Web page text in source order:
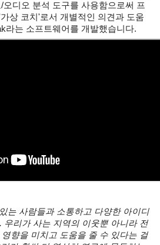
디오 분석 도구를 사용함으로써 프
상 코치'로서 개별적인 의견과 도움
라는 소프트웨어를 개발했습니다.
는 사람들과 소통하고 다양한 아이디
우리가 사는 지역의 이웃뿐 아니라 전
향을 미치고 도움을 줄 수 있다는 걸